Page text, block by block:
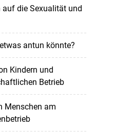
die Sexualität und
antun könnte?
Kindern und
Betrieb
Menschen am